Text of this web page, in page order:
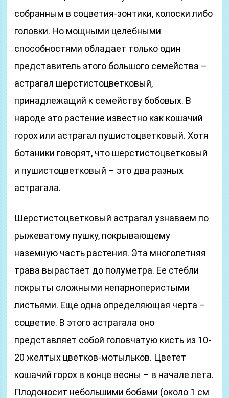
собранным в соцветия-зонтики, колоски либо
головки. Но мощными целебными
способностями обладает только один
представитель этого большого семейства –
астрагал шерстистоцветковый,
принадлежащий к семейству бобовых. В
народе это растение известно как кошачий
горох или астрагал пушистоцветковый. Хотя
ботаники говорят, что шерстистоцветковый
и пушистоцветковый – это два разных
астрагала.
Шерстистоцветковый астрагал узнаваем по
рыжеватому пушку, покрывающему
наземную часть растения. Эта многолетняя
трава вырастает до полуметра. Ее стебли
покрыты сложными непарноперистыми
листьями. Еще одна определяющая черта –
соцветие. В этого астрагала оно
представляет собой головчатую кисть из 10-
20 желтых цветков-мотыльков. Цветет
кошачий горох в конце весны – в начале лета.
Плодоносит небольшими бобами (около 1 см